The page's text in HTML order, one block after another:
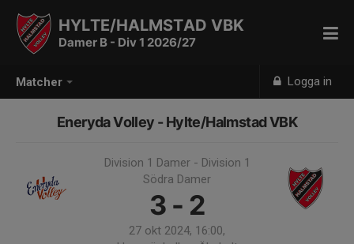
Matcher Logga in
HYLTE/HALMSTAD VBK
Damer B - Div 1 2026/27
Eneryda Volley - Hylte/Halmstad VBK
Division 1 Damer - Division 1
Södra Damer
3 - 2
27 okt 2024, 16:00,